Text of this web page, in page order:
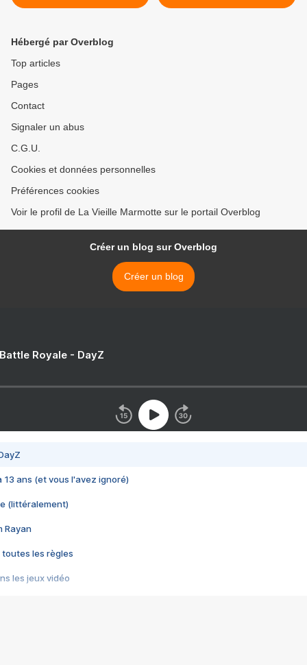
>
Hébergé par Overblog
Top articles
Pages
Contact
Signaler un abus
C.G.U.
Cookies et données personnelles
Préférences cookies
Voir le profil de La Vieille Marmotte sur le portail Overblog
Créer un blog sur Overblog
Créer un blog
Royale - DayZ
13 ans (et vous l'avez ignoré)
(littéralement)
Rayan
toutes les règles
les jeux vidéo